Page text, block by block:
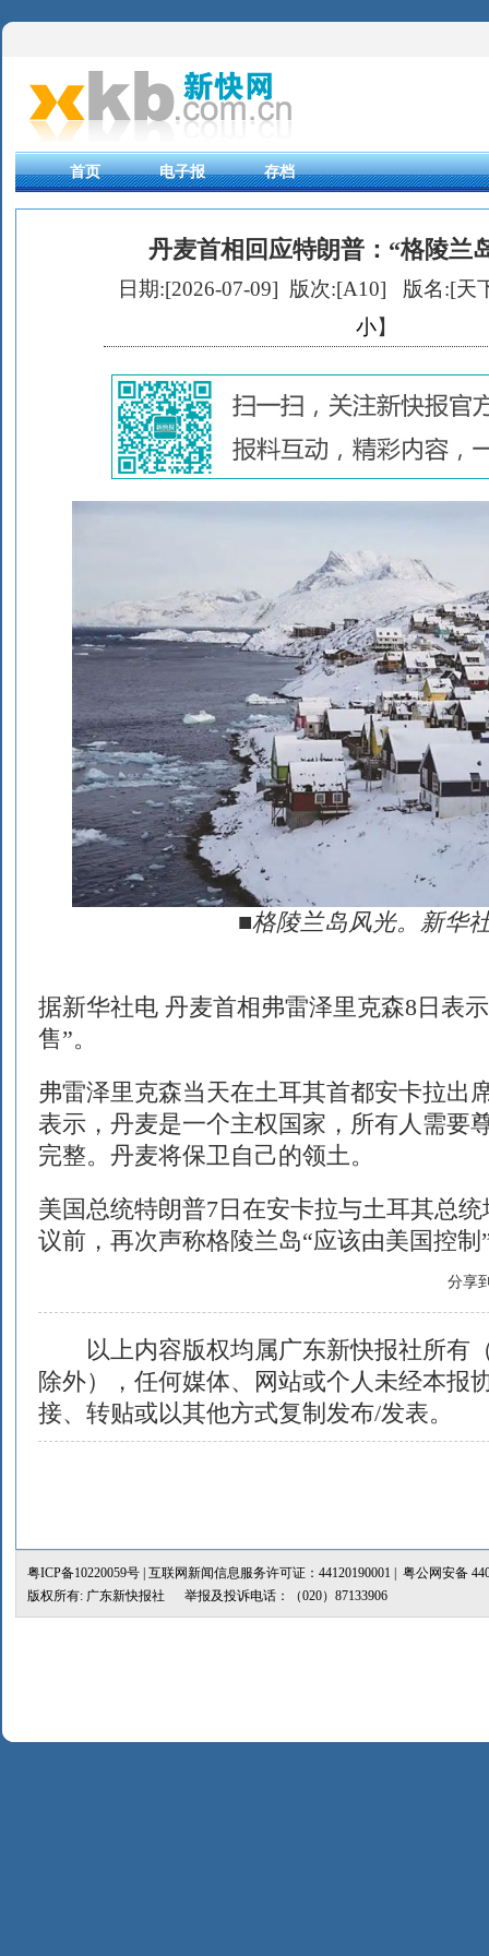
首页 电子报 存档
丹麦首相回应特朗普：“格陵兰
日期:[2026-07-09] 版次:[A10]
版名:[天
小】
■格陵兰岛风光。新华
据新华社电 丹麦首相弗雷泽里克森8日表
售”。
弗雷泽里克森当天在土耳其首都安卡拉出
表示，丹麦是一个主权国家，所有人需要
完整。丹麦将保卫自己的领土。
美国总统特朗普7日在安卡拉与土耳其总
议前，再次声称格陵兰岛“应该由美国控制
分享
以上内容版权均属广东新快报社所有
除外），任何媒体、网站或个人未经本报
接、转贴或以其他方式复制发布/发表。
粤ICP备10220059号 | 互联网新闻信息服务许可证：44120190001 | 粤公网安备
版权所有: 广东新快报社 举报及投诉电话：（020）87133906